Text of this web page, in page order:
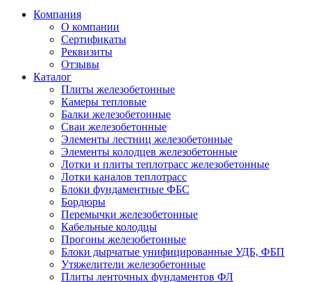
Компания
О компании
Сертификаты
Реквизиты
Отзывы
Каталог
Плиты железобетонные
Камеры тепловые
Балки железобетонные
Сваи железобетонные
Элементы лестниц железобетонные
Элементы колодцев железобетонные
Лотки и плиты теплотрасс железобетонные
Лотки каналов теплотрасс
Блоки фундаментные ФБС
Бордюры
Перемычки железобетонные
Кабельные колодцы
Прогоны железобетонные
Блоки дырчатые унифицированные УДБ, ФБП
Утяжелители железобетонные
Плиты ленточных фундаментов ФЛ